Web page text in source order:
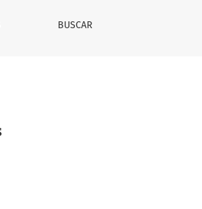
BUSCAR